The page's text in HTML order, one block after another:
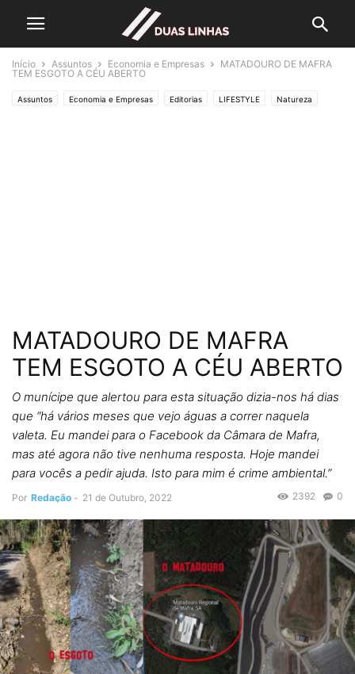
Início Assuntos Economia e Empresas
MATADOURO DE MAFRA
TEM ESGOTO A CÉU ABERTO
Assuntos Economia e Empresas Editorias LIFESTYLE Natureza
MATADOURO DE MAFRA
TEM ESGOTO A CÉU ABERTO
O munícipe que alertou para esta situação dizia-nos há dias
que “há vários meses que vejo águas a correr naquela
valeta. Eu mandei para o Facebook da Câmara de Mafra,
mas até agora não tive nenhuma resposta. Hoje mandei
para vocês a pedir ajuda. Isto para mim é crime ambiental.”
Por Redação - 21 de Outubro, 2022 0
2392